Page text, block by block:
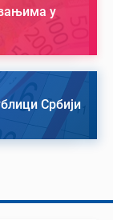
у
Србији